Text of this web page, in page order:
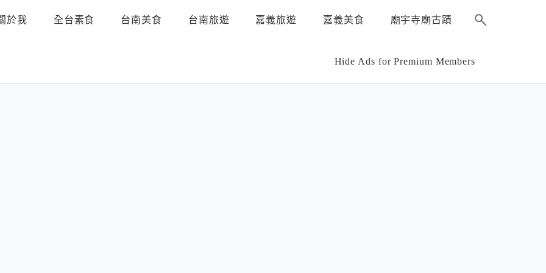
於我 全台素食 台南美食 台南旅遊 嘉義旅遊 嘉義美食 廟宇寺廟古蹟
Hide Ads for Premium Members